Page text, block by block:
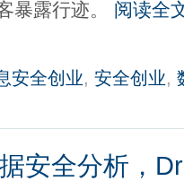
暴露行迹。 阅读全
安全创业, 安全创业,
安全分析，